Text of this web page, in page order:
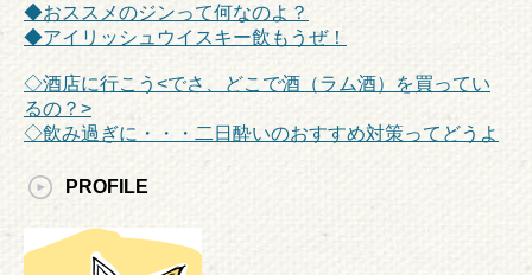
◆おススメのジンって何なのよ？
◆アイリッシュウイスキー飲もうぜ！
◇酒店に行こう<でさ、どこで酒（ラム酒）を買ってい
るの？>
◇飲み過ぎに・・・二日酔いのおすすめ対策ってどうよ
PROFILE